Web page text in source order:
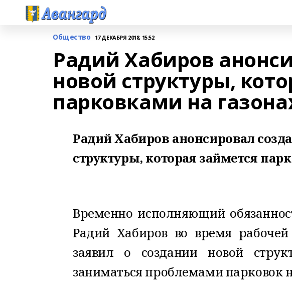
Общество 17 ДЕКАБРЯ 2018, 15:52
Радий Хабиров
новой структуры,
парковками на
Радий Хабиров анонсировал
структуры, которая займется
Временно исполняющий
Радий Хабиров во время
заявил о создании новой
заниматься проблемами парковок